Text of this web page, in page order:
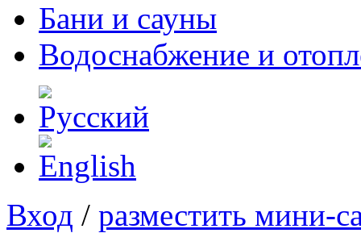
Бани и сауны
Водоснабжение и
Вход / разместить мини-